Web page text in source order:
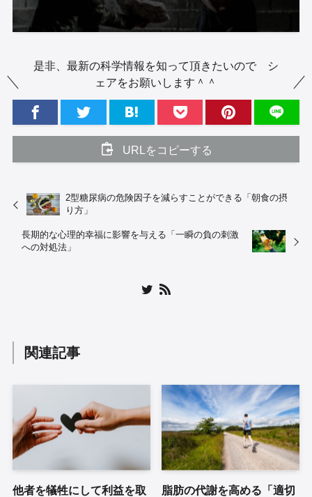
是非、最新の科学情報を知って頂きたいので シ
ェアをお願いします＾＾
URLをコピーする
2型糖尿病の危険因子を減らすことができる「朝食の摂
り方」
長期的な心理的幸福に影響を与える「一瞬の負の刺激
への対処法」
関連記事
他者を犠牲にして利益を取
脂肪の代謝を高める「適切